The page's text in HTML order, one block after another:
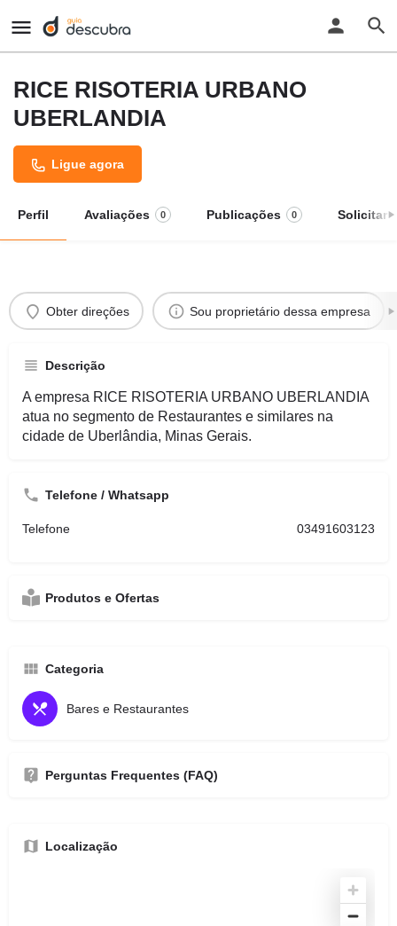
RICE RISOTERIA URBANO
UBERLANDIA
Ligue agora
Perfil Avaliações 0 Publicações 0 Solicitar
Obter direções Sou proprietário dessa empresa
Descrição
A empresa RICE RISOTERIA URBANO UBERLANDIA
atua no segmento de Restaurantes e similares na
cidade de Uberlândia, Minas Gerais.
Telefone / Whatsapp
Telefone 03491603123
Produtos e Ofertas
Categoria
Bares e Restaurantes
Perguntas Frequentes (FAQ)
Localização